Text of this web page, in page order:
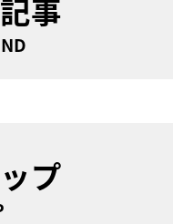
事
プ